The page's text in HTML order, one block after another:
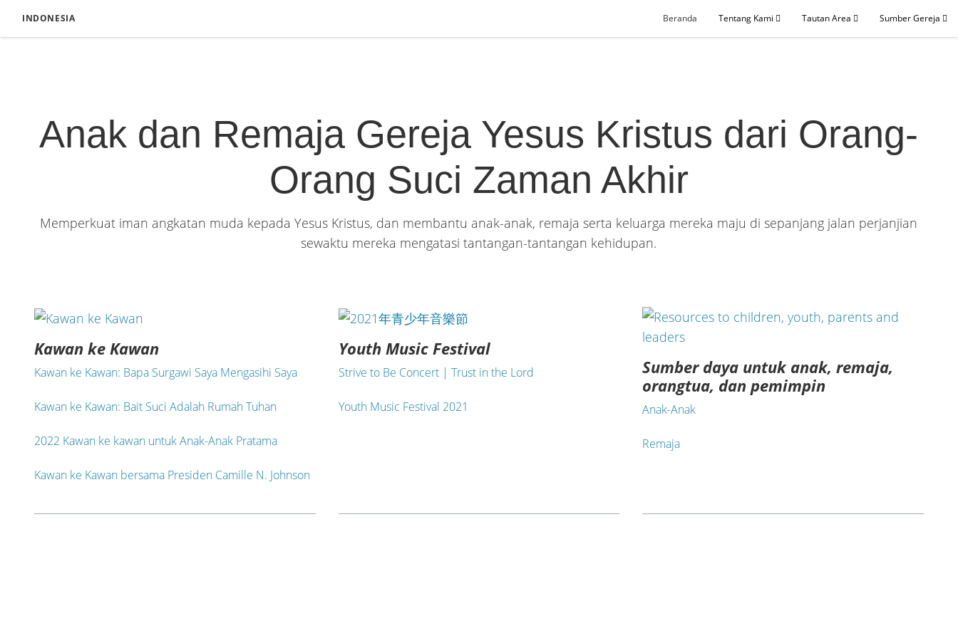
INDONESIA Beranda Tentang Kami Tautan Area Sumber Gereja
Anak dan Remaja Gereja Yesus Kristus dari Orang-
Orang Suci Zaman Akhir
Memperkuat iman angkatan muda kepada Yesus Kristus, dan membantu anak-anak, remaja serta keluarga mereka maju di sepanjang jalan perjanjian
sewaktu mereka mengatasi tantangan-tantangan kehidupan.
Kawan ke Kawan
Kawan ke Kawan: Bapa Surgawi Saya Mengasihi Saya
Kawan ke Kawan: Bait Suci Adalah Rumah Tuhan
2022 Kawan ke kawan untuk Anak-Anak Pratama
Kawan ke Kawan bersama Presiden Camille N. Johnson
Youth Music Festival
Strive to Be Concert | Trust in the Lord
Youth Music Festival 2021
Sumber daya untuk anak, remaja,
orangtua, dan pemimpin
Anak-Anak
Remaja